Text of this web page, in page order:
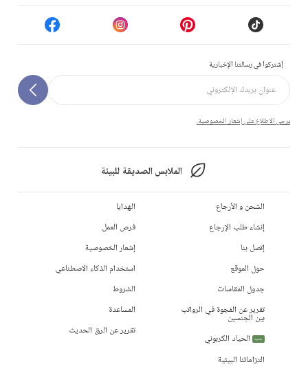
إشتركوا في رسالتنا الإخبارية
يرجى الاطلاع على إشعار الخصوصية.
الملابس الصديقة للبيئة
الشحن و الأرجاع
إنشاء طلب الإرجاع
إتصل بنا
حول الموقع
جدول المقاسات
تقرير عن الفجوة في الرواتب
بين الجنسين
جديد
الحياد الكربوني
التزاماتنا البيئية
الهدايا
فرص العمل
إشعار الخصوصية
استخدام الذكاء الاصطناعي
الشروط
المساعدة
تقرير عن الرق الحديث